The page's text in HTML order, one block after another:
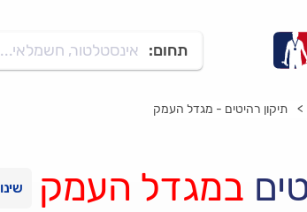
תחום: אינסטלטור, חשמלאי...
תיקון רהיטים - מגדל העמק
במגדל העמק